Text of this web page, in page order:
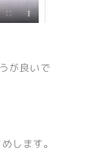
が良いで
します。